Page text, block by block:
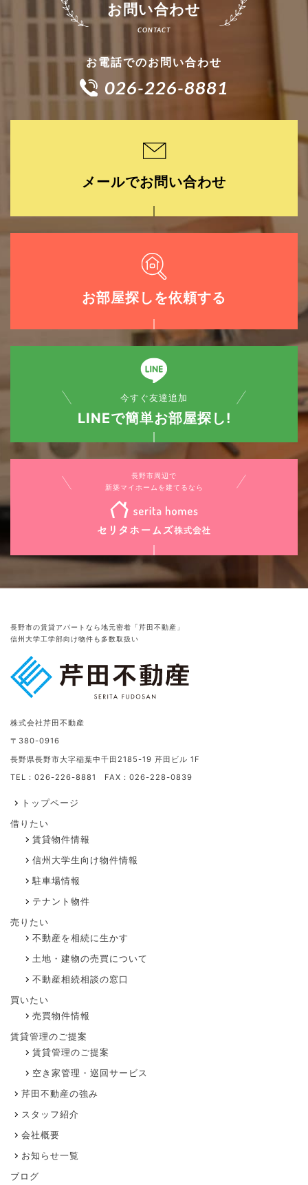
お問い合わせ
お電話でのお問い合わせ
026-226-8881
メールでお問い合わせ
お部屋探しを依頼する
今すぐ友達追加
LINEで簡単お部屋探し!
長野市周辺で
新築マイホームを建てるなら
長野市の賃貸アパートなら地元密着「芹田不動産」
信州大学工学部向け物件も多数取扱い
株式会社芹田不動産
〒380-0916
長野県長野市大字稲葉中千田2185-19 芹田ビル 1F
TEL：026-226-8881 FAX：026-228-0839
トップページ
借りたい
賃貸物件情報
信州大学生向け物件情報
駐車場情報
テナント物件
売りたい
不動産を相続に生かす
土地・建物の売買について
不動産相続相談の窓口
買いたい
売買物件情報
賃貸管理のご提案
賃貸管理のご提案
空き家管理・巡回サービス
芹田不動産の強み
スタッフ紹介
会社概要
お知らせ一覧
ブログ